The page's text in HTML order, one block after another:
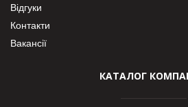
Відгуки
Контакти
Вакансії
КАТАЛОГ